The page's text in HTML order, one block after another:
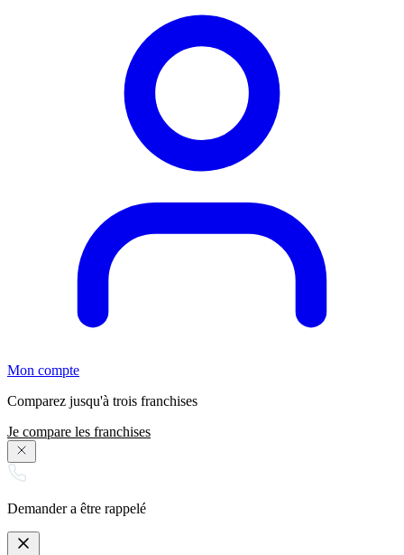
Mon compte
Comparez jusqu'à trois franchises
Je compare les franchises
Demander a être rappelé